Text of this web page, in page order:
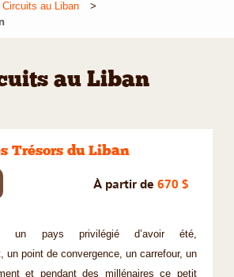
Circuits au Liban
au Liban
Trésors du Liban
À partir de 670 $
un pays privilégié d’avoir été,
un point de convergence, un carrefour, un
et pendant des millénaires ce petit